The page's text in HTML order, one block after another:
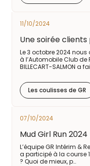
11/10/2024
Une soirée
Le 3 octobre 2024
à l’Automobile Club
BILLECART-SALMON a
Les coulisses de GR
07/10/2024
Mud Girl Run 2024
L’équipe GR Intérim &
a participé à la course
? Quoi de mieux, p…